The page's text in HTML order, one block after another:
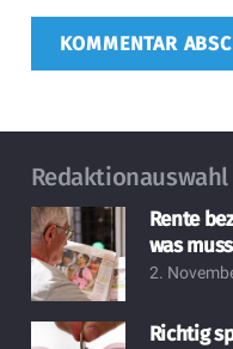
KOMMENTAR
Redaktionauswahl
Rente
was
2.
Richtig